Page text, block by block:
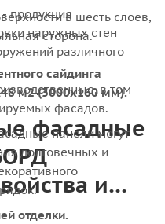
в шесть слоев,
сторона.
сайдинга
м2 (3000х160 мм).
- продукция
наружных стен
различного
в том
фасадов.
панели могут
долговечных и
отделки.
фасадные
и